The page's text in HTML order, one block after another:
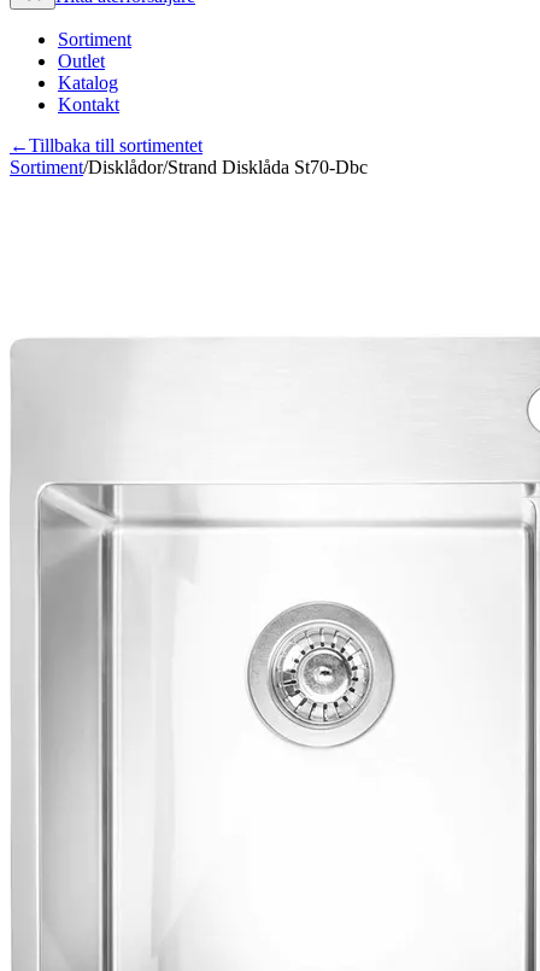
Sortiment
Outlet
Katalog
Kontakt
←Tillbaka till sortimentet
Sortiment/Disklådor/Strand Disklåda St70-Dbc